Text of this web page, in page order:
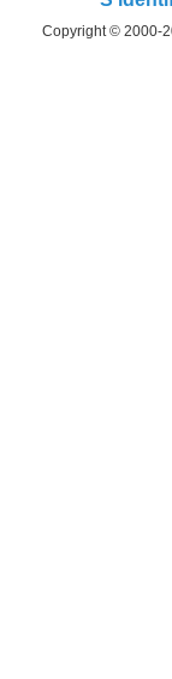
Copyright © 2000-